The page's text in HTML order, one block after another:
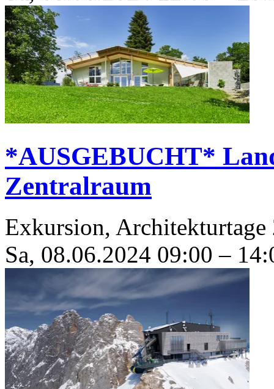
*AUSGEBUCHT*
Zentralraum
Exkursion, Architekturtage
Sa, 08.06.2024 09:00 –